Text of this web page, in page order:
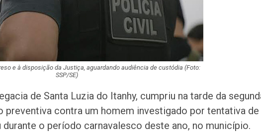
e à disposição da Justiça, aguardando audiência de custódia (Foto:
SSP/SE)
de Santa Luzia do Itanhy, cumpriu na tarde da
preventiva contra um homem investigado por tentativa de
o período carnavalesco deste ano, no município.
rodovia em